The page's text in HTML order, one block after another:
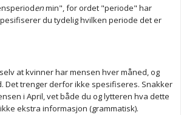
enmin", for ordet "periode" har
du tydelig hvilken periode det er
at kvinner har mensen hver måned, og
Det trenger derfor ikke spesifiseres. Snakker
i April, vet både du og lytteren hva dette
ekstra informasjon (grammatisk).